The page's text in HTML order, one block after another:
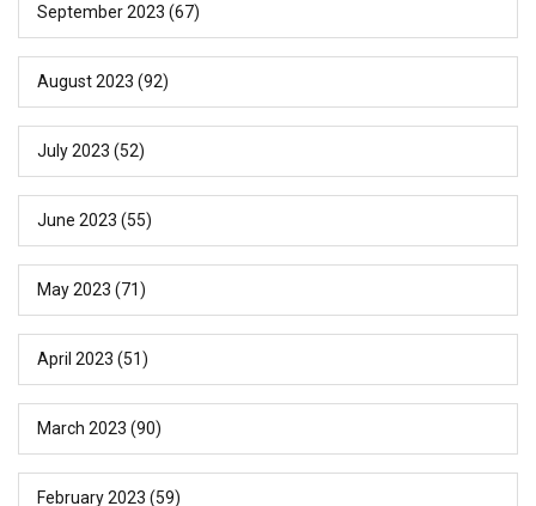
September 2023 (67)
August 2023 (92)
July 2023 (52)
June 2023 (55)
May 2023 (71)
April 2023 (51)
March 2023 (90)
February 2023 (59)